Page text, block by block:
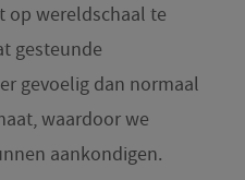
op wereldschaal te
gesteunde
gevoelig dan normaal
waardoor we
aankondigen.